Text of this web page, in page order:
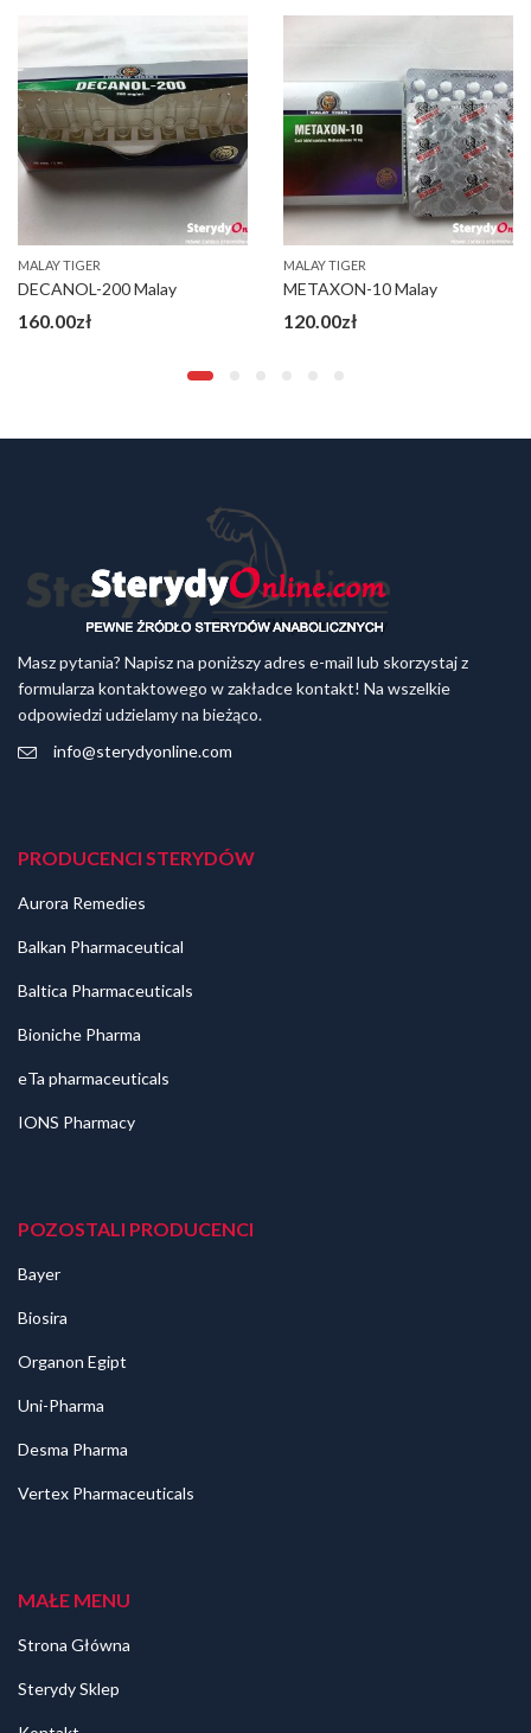
MALAY TIGER
DECANOL-200 Malay
160.00zł
MALAY TIGER
METAXON-10 Malay
120.00zł
Masz pytania? Napisz na poniższy adres e-mail lub skorzystaj z
formularza kontaktowego w zakładce kontakt! Na wszelkie
odpowiedzi udzielamy na bieżąco.
info@sterydyonline.com
PRODUCENCI STERYDÓW
Aurora Remedies
Balkan Pharmaceutical
Baltica Pharmaceuticals
Bioniche Pharma
eTa pharmaceuticals
IONS Pharmacy
POZOSTALI PRODUCENCI
Bayer
Biosira
Organon Egipt
Uni-Pharma
Desma Pharma
Vertex Pharmaceuticals
MAŁE MENU
Strona Główna
Sterydy Sklep